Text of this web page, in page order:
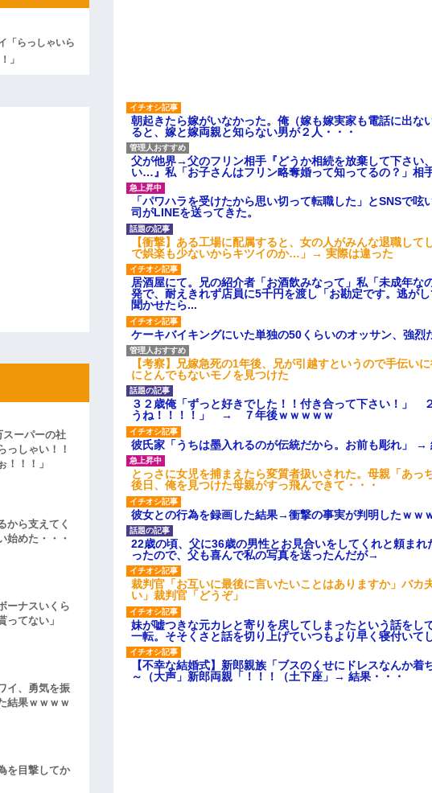
路左車線を制限速度で走った結果
ってくる
大にやらかす←あまり悲しませないでく
朝起きたら嫁がいなかった。俺（嫁も嫁実家も電話に出
ると、嫁と嫁両親と知らない男が２人・・・
父が他界→父のフリン相手『どうか相続を放棄して下さい
い…』私「お子さんはフリン略奪婚って知ってるの？」相
「パワハラを受けたから思い切って転職した」とSNSで
司がLINEを送ってきた。
【衝撃】ある工場に配属すると、女の人がみんな退職し
で娯楽も少ないからキツイのか…」→ 実際は違った
居酒屋にて。兄の紹介者「お酒飲みなって」私「未成年な
発で、耐えきれず店員に5千円を渡し「お勘定です。逃が
聞かせたら...
ケーキバイキングにいた単独の50くらいのオッサン、強烈
【考察】兄嫁急死の1年後、兄が引越すというので手伝い
にとんでもないモノを見つけた
３２歳俺「ずっと好きでした！！付き合って下さい！」
うね！！！！」 → ７年後ｗｗｗｗｗ
彼氏家「うちは墨入れるのが伝統だから。お前も彫れ」
とっさに女児を捕まえたら変質者扱いされた。母親「あっ
後日、俺を見つけた母親がすっ飛んできて・・・
彼女との行為を録画した結果→衝撃の事実が判明したｗｗ
22歳の頃、父に36歳の男性とお見合いをしてくれと頼ま
ったので、父も喜んで私の写真を送ったんだが→
裁判官「お互いに最後に言いたいことはありますか」バ
い」裁判官「どうぞ」
妹が嘘つきな元カレと寄りを戻してしまったという話をし
一転。そそくさと話を切り上げていつもより早く寝付い
【不幸な結婚式】新郎親族「ブスのくせにドレスなんか
～（大声」新郎両親「！！！（土下座」→ 結果・・・
「らっしゃいら
」
スーパーの社
っしゃい！！
！！！」
から支えてく
始めた・・・
ーナスいくら
ってない」
イ、勇気を振
結果ｗｗｗｗ
を目撃してか